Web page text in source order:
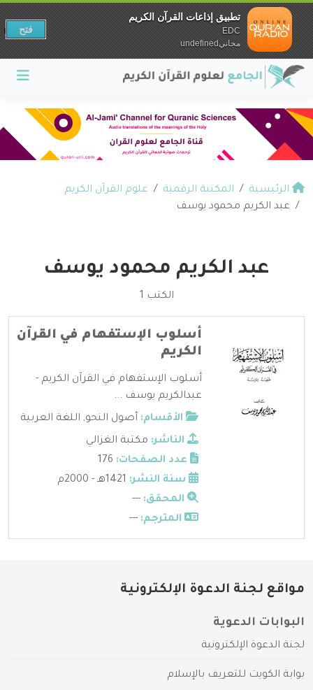
الرئيسية المكتبة الرقمية
علوم القرآن الكريم
عبد الكريم محمود يوسف
عبد الكريم محمود يوسف
الكتب 1
أسلوب الإستفهام في القرآن
الكريم
أسلوب الإستفهام في القرآن الكريم -
عبدالكريم يوسف ...
الأقسام: أصول النحو, اللغة العربية
الناشر: مكتبة الغزالي
عدد الصفحات:
سنة النشر:
المحقق: ---
المترجم: ---
مواقع لجنة الدعوة الإلكترونية
البوابات الدعوية
لجنة الدعوة الإلكترونية
بوابة الكويت للتعريف بالإسلام
تطبيق إذاعات القرآن الكريم
EDC
مجانيundefined
فتح